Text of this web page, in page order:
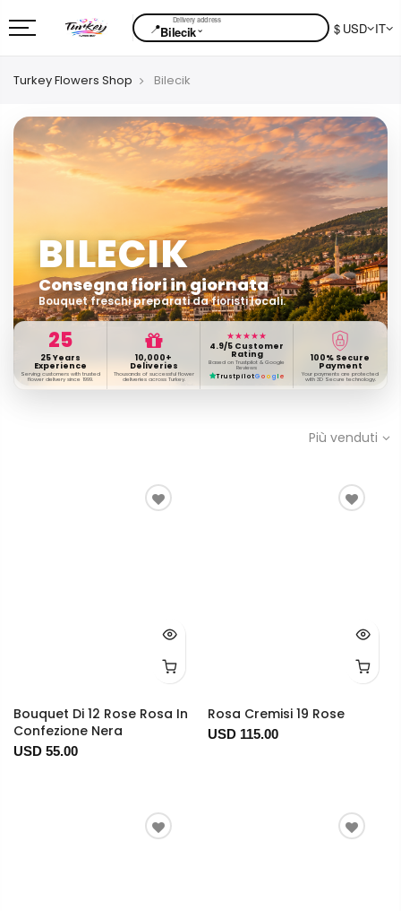
📍Bilecik⌄ $ USD IT
Turkey Flowers Shop Bilecik
BILECIK
Consegna fiori in giornata
Bouquet freschi preparati da fioristi locali.
25
25 Years
Experience
Serving customers with trusted
flower delivery since 1999.
10,000+
Deliveries
Thousands of successful flower
deliveries across Turkey.
★★★★★
4.9/5 Customer
Rating
Based on Trustpilot & Google
Reviews
TrustpilotG o o g l e
100% Secure
Payment
Your payments are protected
with 3D Secure technology.
Più venduti
Bouquet Di 12 Rose Rosa In
Confezione Nera
USD 55.00
Rosa Cremisi 19 Rose
USD 115.00